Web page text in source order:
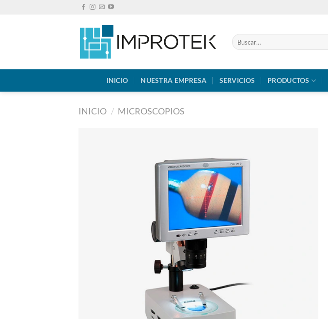
Buscar
por:
INICIO NUESTRA EMPRESA SERVICIOS PRODUCTOS
INICIO / MICROSCOPIOS